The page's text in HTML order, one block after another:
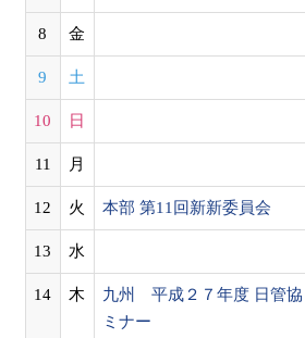
8 金
9 土
10 日
11 月
12 火 本部 第11回新新委員会
13 水
14 木
九州 平成２７年度 日管協
ミナー